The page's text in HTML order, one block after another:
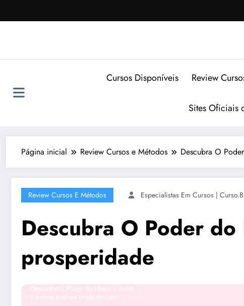
para
Cursos Disponíveis Review
Sites Oficiais
Página inicial Review Cursos e Métodos Descubra O
Review Cursos E Métodos Especialistas Em Cursos |
Descubra O Poder
prosperidade